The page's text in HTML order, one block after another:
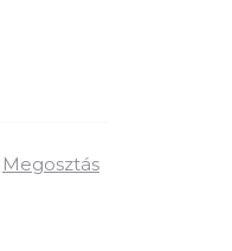
Megosztás